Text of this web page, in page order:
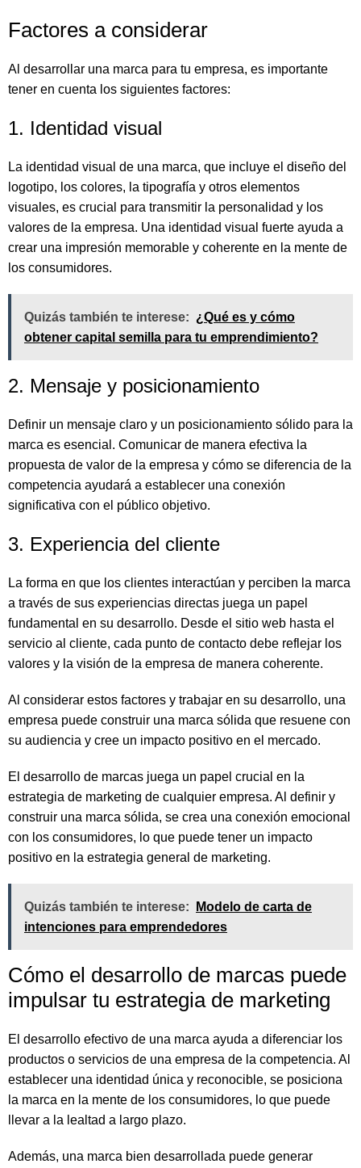
Factores a considerar
Al desarrollar una marca para tu empresa, es importante
tener en cuenta los siguientes factores:
1. Identidad visual
La identidad visual de una marca, que incluye el diseño del
logotipo, los colores, la tipografía y otros elementos
visuales, es crucial para transmitir la personalidad y los
valores de la empresa. Una identidad visual fuerte ayuda a
crear una impresión memorable y coherente en la mente de
los consumidores.
Quizás también te interese: ¿Qué es y cómo
obtener capital semilla para tu emprendimiento?
2. Mensaje y posicionamiento
Definir un mensaje claro y un posicionamiento sólido para la
marca es esencial. Comunicar de manera efectiva la
propuesta de valor de la empresa y cómo se diferencia de la
competencia ayudará a establecer una conexión
significativa con el público objetivo.
3. Experiencia del cliente
La forma en que los clientes interactúan y perciben la marca
a través de sus experiencias directas juega un papel
fundamental en su desarrollo. Desde el sitio web hasta el
servicio al cliente, cada punto de contacto debe reflejar los
valores y la visión de la empresa de manera coherente.
Al considerar estos factores y trabajar en su desarrollo, una
empresa puede construir una marca sólida que resuene con
su audiencia y cree un impacto positivo en el mercado.
El desarrollo de marcas juega un papel crucial en la
estrategia de marketing de cualquier empresa. Al definir y
construir una marca sólida, se crea una conexión emocional
con los consumidores, lo que puede tener un impacto
positivo en la estrategia general de marketing.
Quizás también te interese:
Modelo de carta de
intenciones para emprendedores
Cómo el desarrollo de marcas puede
impulsar tu estrategia de marketing
El desarrollo efectivo de una marca ayuda a diferenciar los
productos o servicios de una empresa de la competencia. Al
establecer una identidad única y reconocible, se posiciona
la marca en la mente de los consumidores, lo que puede
llevar a la lealtad a largo plazo.
Además, una marca bien desarrollada puede generar